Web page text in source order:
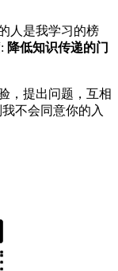
人是我学习的榜
降低知识传递的门
，提出问题，互相
我不会同意你的入